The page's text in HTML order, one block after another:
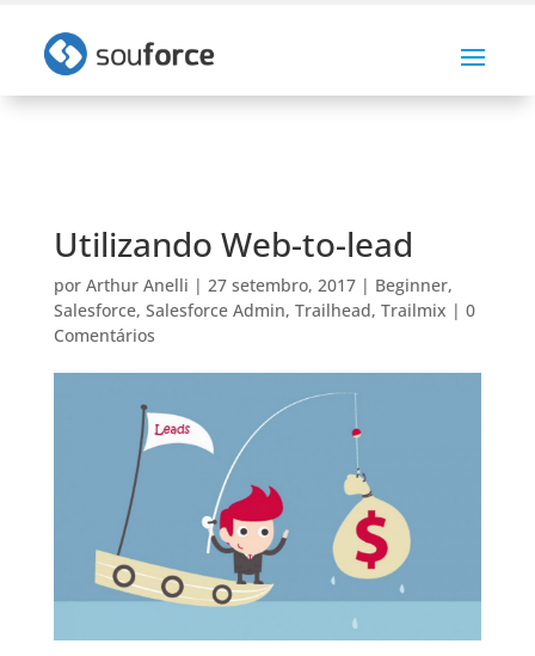
Utilizando Web-to-lead
por Arthur Anelli | 27 setembro, 2017| Beginner,
Salesforce, Salesforce Admin, Trailhead, Trailmix | 0
Comentários